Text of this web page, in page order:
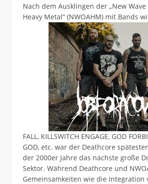
Nach dem Ausklingen der „New
Heavy Metal“ (NWOAHM) mit Bands
FALL, KILLSWITCH ENGAGE, GOD
GOD, etc. war der Deathcore
der 2000er Jahre das nächste große
Sektor. Während Deathcore und
Gemeinsamkeiten wie die Integration